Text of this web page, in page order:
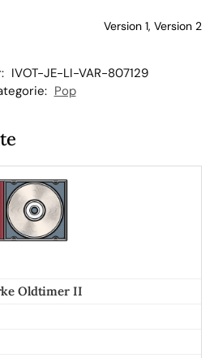
Version 1, Version 2
IVOT-JE-LI-VAR-807129
Pop
Oldtimer II